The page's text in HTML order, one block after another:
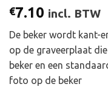
€7.10 incl. BTW
De beker wordt kant-
op de graveerplaat
beker en een
foto op de beker